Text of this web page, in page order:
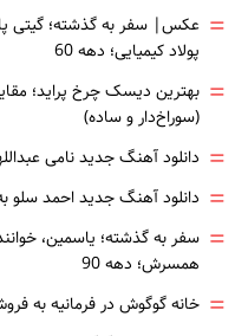
= عکس| سفر به گذشته؛ گیتی
پولاد کیمیایی؛ دهه 60
= بهترین دیسک چرخ پراید؛
(سوراخ‌دار و ساده)
= دانلود آهنگ جدید نامی
= دانلود آهنگ جدید احمد سلو
= سفر به گذشته؛ یاسمین،
همسرش؛ دهه 90
= خانه گوگوش در فرمانیه به